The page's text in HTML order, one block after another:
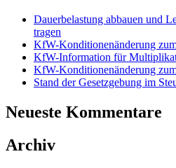
Dauerbelastung abbauen und
tragen
KfW-Konditionenänderung
KfW-Information für
KfW-Konditionenänderung
Stand der Gesetzgebung im
Neueste Kommentare
Archiv